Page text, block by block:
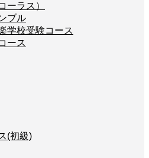
ーラス）
ブル
学校受験コース
ース
(初級)